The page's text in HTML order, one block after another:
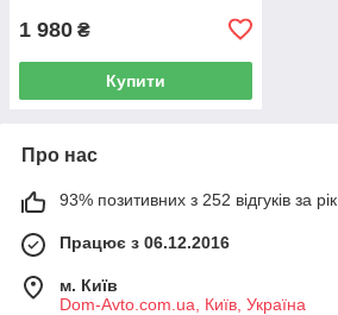
1 980 ₴
Купити
Про нас
93% позитивних з 252 відгуків за рік
Працює з 06.12.2016
м. Київ
Dom-Avto.com.ua, Київ, Україна